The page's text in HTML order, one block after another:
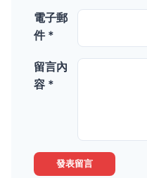
電子郵
件 *
留言內
容 *
發表留言